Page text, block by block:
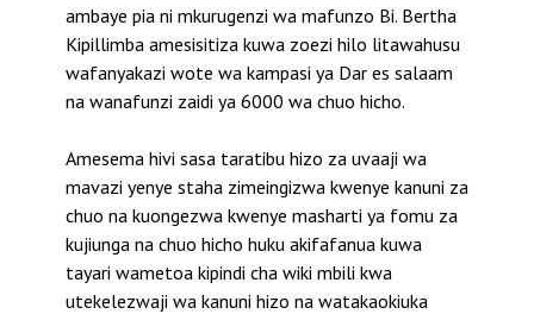
ambaye pia ni mkurugenzi wa mafunzo Bi. Bertha
Kipillimba amesisitiza kuwa zoezi hilo litawahusu
wafanyakazi wote wa kampasi ya Dar es salaam
na wanafunzi zaidi ya 6000 wa chuo hicho.
Amesema hivi sasa taratibu hizo za uvaaji wa
mavazi yenye staha zimeingizwa kwenye kanuni za
chuo na kuongezwa kwenye masharti ya fomu za
kujiunga na chuo hicho huku akifafanua kuwa
tayari wametoa kipindi cha wiki mbili kwa
utekelezwaji wa kanuni hizo na watakaokiuka